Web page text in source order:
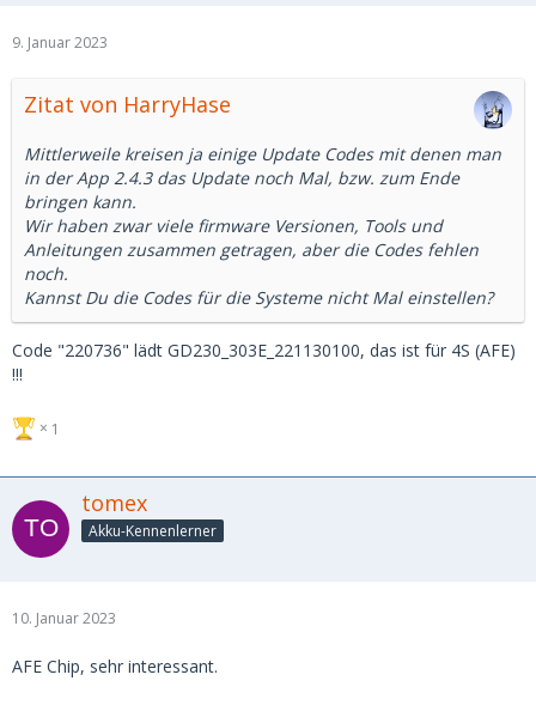
9. Januar 2023
Zitat von HarryHase
Mittlerweile kreisen ja einige Update Codes mit denen man
in der App 2.4.3 das Update noch Mal, bzw. zum Ende
bringen kann.
Wir haben zwar viele firmware Versionen, Tools und
Anleitungen zusammen getragen, aber die Codes fehlen
noch.
Kannst Du die Codes für die Systeme nicht Mal einstellen?
Code "220736" lädt GD230_303E_221130100, das ist für 4S (AFE)
!!!
1
tomex
Akku-Kennenlerner
10. Januar 2023
AFE Chip, sehr interessant.